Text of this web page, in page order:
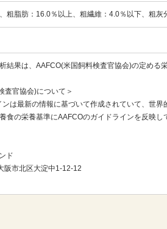
粗脂肪：16.0％以上、粗繊維：4.0％以下、粗
結果は、AAFCO(米国飼料検査官協会)の定める
査官協会)について＞
は最新の情報に基づいて作成されていて、世
食の栄養基準にAAFCOのガイドラインを反映し
ド
阪市北区大淀中1-12-12